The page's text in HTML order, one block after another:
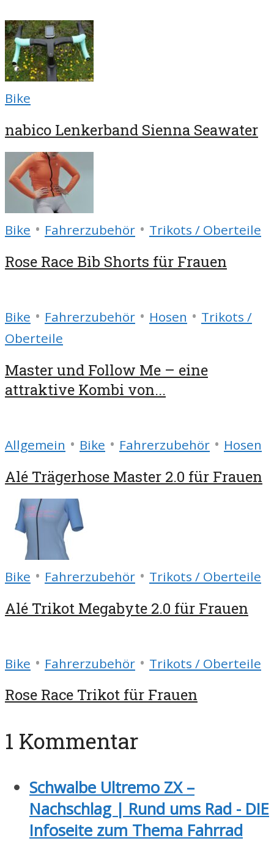
Bike
nabico Lenkerband Sienna Seawater
Bike • Fahrerzubehör • Trikots / Oberteile
Rose Race Bib Shorts für Frauen
Bike • Fahrerzubehör • Hosen • Trikots /
Oberteile
Master und Follow Me – eine
attraktive Kombi von...
Allgemein • Bike • Fahrerzubehör • Hosen
Alé Trägerhose Master 2.0 für Frauen
Bike • Fahrerzubehör • Trikots / Oberteile
Alé Trikot Megabyte 2.0 für Frauen
Bike • Fahrerzubehör • Trikots / Oberteile
Rose Race Trikot für Frauen
1 Kommentar
Schwalbe Ultremo ZX –
Nachschlag | Rund ums Rad - DIE
Infoseite zum Thema Fahrrad